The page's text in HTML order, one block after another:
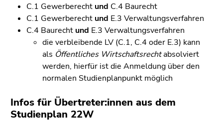
C.1 Gewerberecht und C.4 Baurecht
C.1 Gewerberecht und E.3 Verwaltungsverfahren
C.4 Baurecht und E.3 Verwaltungsverfahren
die verbleibende LV (C.1, C.4 oder E.3) kann
als Öffentliches Wirtschaftsrechtabsolviert
werden, hierfür ist die Anmeldung über den
normalen Studienplanpunkt möglich
Infos für Übertreter:innen aus dem
Studienplan 22W